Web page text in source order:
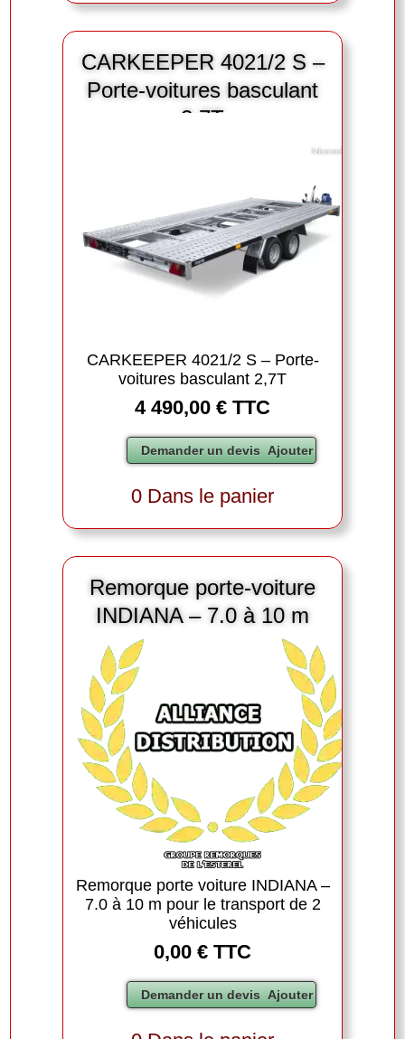
CARKEEPER 4021/2 S –
Porte-voitures basculant
2,7T
CARKEEPER 4021/2 S – Porte-
voitures basculant 2,7T
4 490,00 € TTC
0 Dans le panier
Remorque porte-voiture
INDIANA – 7.0 à 10 m
Remorque porte voiture INDIANA –
7.0 à 10 m pour le transport de 2
véhicules
0,00 € TTC